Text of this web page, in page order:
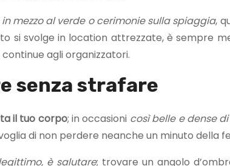
mezzo al verde o cerimonie sulla spiaggia,
si svolge in location attrezzate, è sempre
agli organizzatori.
senza strafare
il tuo corpo; in occasioni così belle e dense
di non perdere neanche un minuto della
è salutare; trovare un angolo